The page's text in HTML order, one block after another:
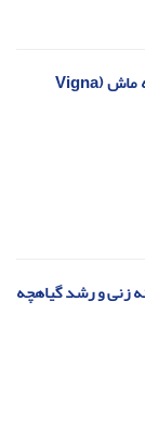
تأثیر پرایمینگ بر مؤلفه های جوانه زنی و رشد گیاهچه ماش (Vigna
زنی و رشد گیاهچه